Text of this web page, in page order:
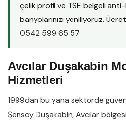
çelik profil ve TSE belgeli
banyolarınızı yeniliyoruz.
0542 599 65 57
Avcılar Duşakabin
Hizmetleri
1999dan bu yana sektörde
Şensoy Duşakabin,Avcılar